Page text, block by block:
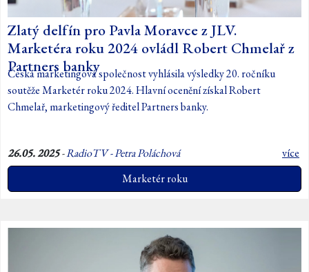
Zlatý delfín pro Pavla Moravce z JLV.
Marketéra roku 2024 ovládl Robert Chmelař z
Partners banky
Česká marketingová společnost vyhlásila výsledky 20. ročníku
soutěže Marketér roku 2024. Hlavní ocenění získal Robert
Chmelař, marketingový ředitel Partners banky.
26.05. 2025-RadioTV - Petra Poláchová
více
Marketér roku